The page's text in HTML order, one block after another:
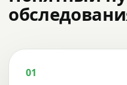
01